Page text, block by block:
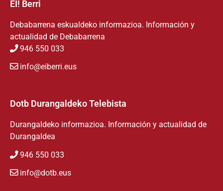
EI! Berri
Debabarrena eskualdeko informazioa. Información y
actualidad de Debabarrena
946 550 033
info@eiberri.eus
Dotb Durangaldeko Telebista
Durangaldeko informazioa. Información y actualidad de
Durangaldea
946 550 033
info@dotb.eus